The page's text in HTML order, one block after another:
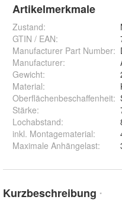
Artikelmerkmale
Zustand:
GTIN / EAN:
Manufacturer Part Number:
Manufacturer:
Gewicht:
Material:
Oberflächenbeschaffenheit:
Stärke:
Lochabstand:
inkl. Montagematerial:
Maximale Anhängelast:
Kurzbeschreibung *